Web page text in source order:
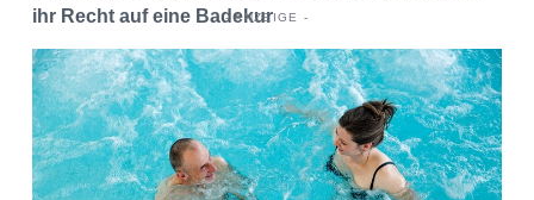
ihr Recht auf eine Badekur